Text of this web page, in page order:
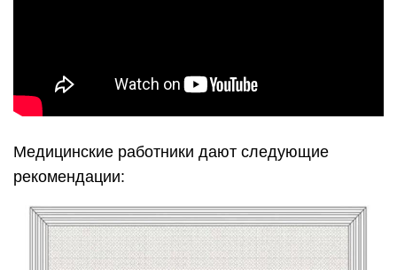
Медицинские работники дают следующие
рекомендации: